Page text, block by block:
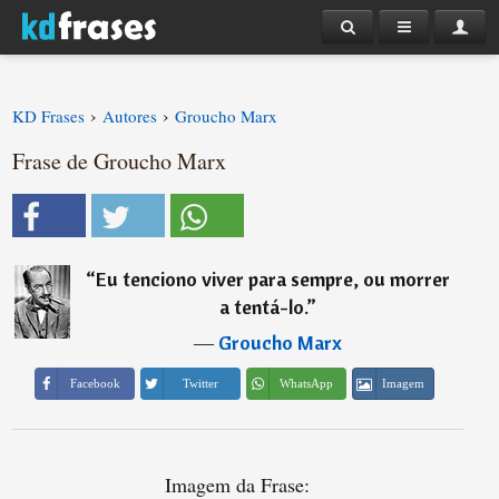
KD Frases › Autores › Groucho Marx
Frase de Groucho Marx
“Eu tenciono viver para sempre, ou morrer
a tentá-lo.”
―Groucho Marx
Facebook Twitter WhatsApp Imagem
Imagem da Frase: